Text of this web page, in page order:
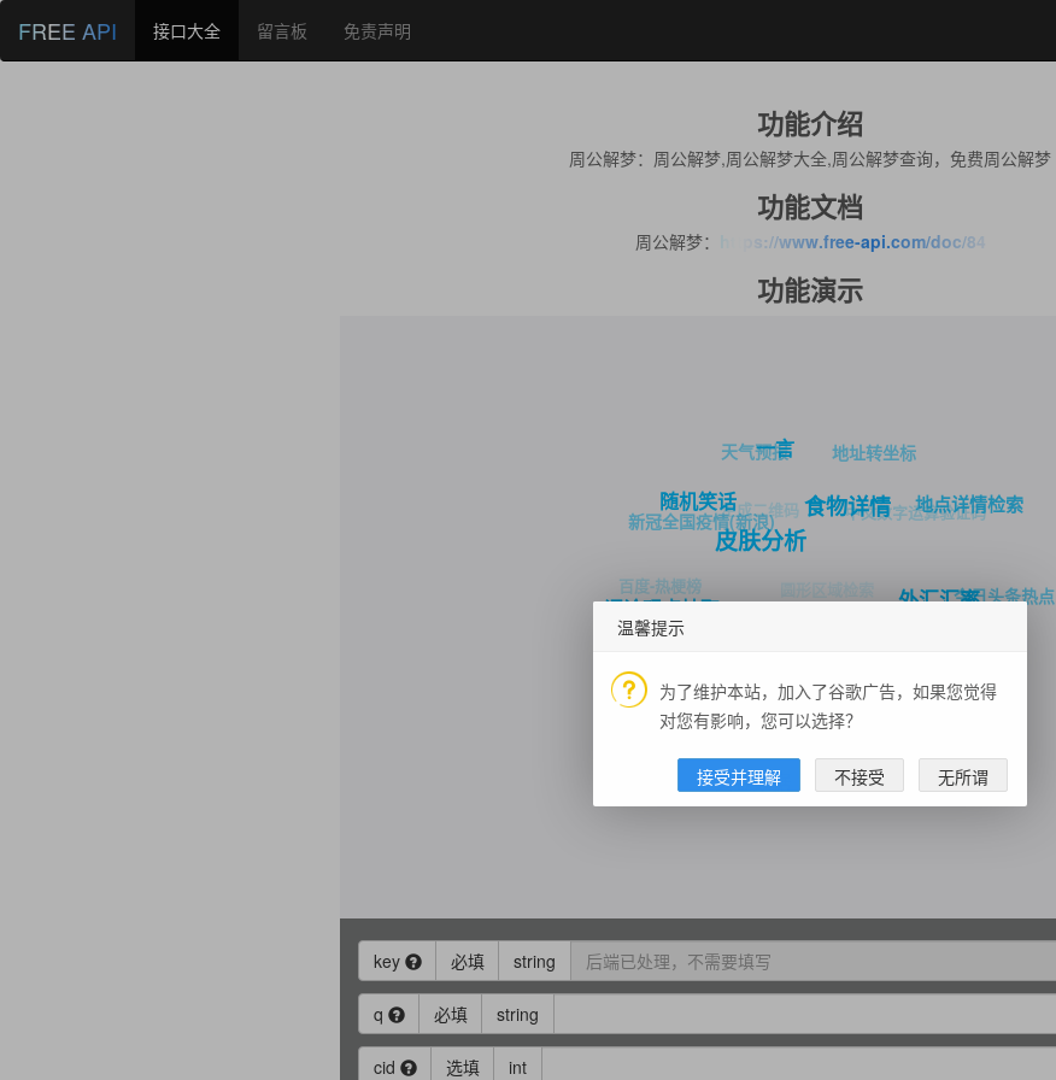
FREE API 接口大全 留言板 免责声明
功能介绍
周公解梦：周公解梦,周公解梦大全,周公解梦查询，免费周公解梦
功能文档
周公解梦： https://www.free-api.com/doc/84
功能演示
金山词霸
黄金数据
IP查询
全国高校查询
评论观点抽取
车检计算器
道路实时路况查询豆瓣电影电视剧
手机归属地查询
皮肤分析
随机笑话
新冠全国疫情(新浪)
百度-热梗榜
随机美女视频
测试数据
外汇汇率
食物详情
一言
天气预报
生成二维码
圆形区域检索
今日头条热点
地点详情检索
地址转坐标
中文数字运算验证码
key 必填 string
q 必填 string
cid 选填 int
温馨提示
为了维护本站，加入了谷歌广告，如果您觉得
对您有影响，您可以选择？
接受并理解 不接受 无所谓